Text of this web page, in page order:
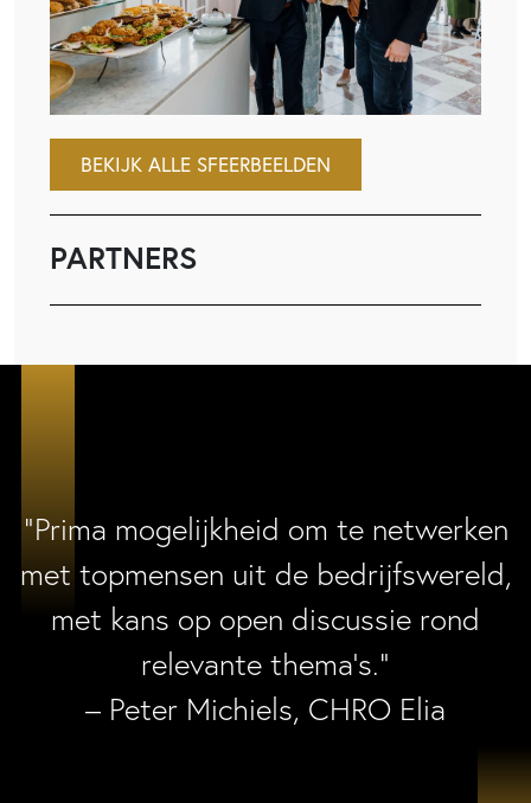
BEKIJK ALLE SFEERBEELDEN
PARTNERS
“Prima mogelijkheid om te netwerken
met topmensen uit de bedrijfswereld,
met kans op open discussie rond
relevante thema’s.”
– Peter Michiels, CHRO Elia